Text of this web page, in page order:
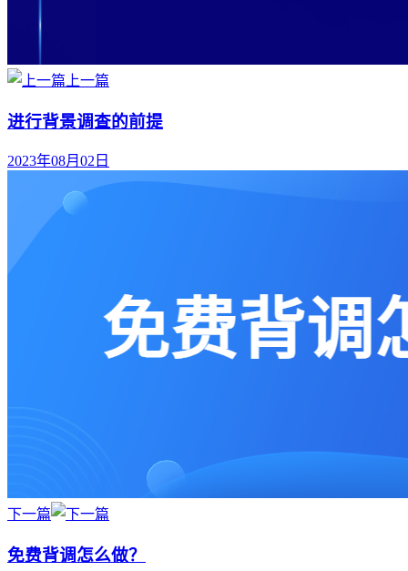
上一篇
进行背景调查的前提
2023年08月02日
下一篇
免费背调怎么做？